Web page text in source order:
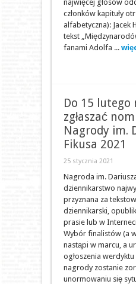
najwięcej głosów
członków kapituły
alfabetyczna): Jacek
tekst
fanami Adolfa ...
Do 15 lutego
zgłaszać
Nagrody im.
Fikusa 2021
25 stycznia 2021
Nagroda im.
dziennikarstwo
przyznana za
dziennikarski,
prasie lub w
Wybór finalistów (a
nastąpi w marcu, a
ogłoszenia
nagrody zostanie
unormowaniu się